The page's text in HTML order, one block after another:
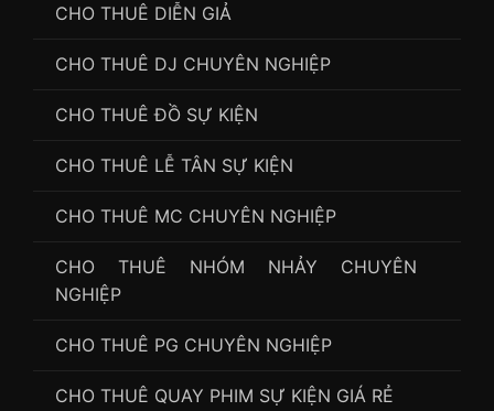
CHO THUÊ DIỄN GIẢ
CHO THUÊ DJ CHUYÊN NGHIỆP
CHO THUÊ ĐỒ SỰ KIỆN
CHO THUÊ LỄ TÂN SỰ KIỆN
CHO THUÊ MC CHUYÊN NGHIỆP
CHO THUÊ NHÓM NHẢY CHUYÊN
NGHIỆP
CHO THUÊ PG CHUYÊN NGHIỆP
CHO THUÊ QUAY PHIM SỰ KIỆN GIÁ RẺ